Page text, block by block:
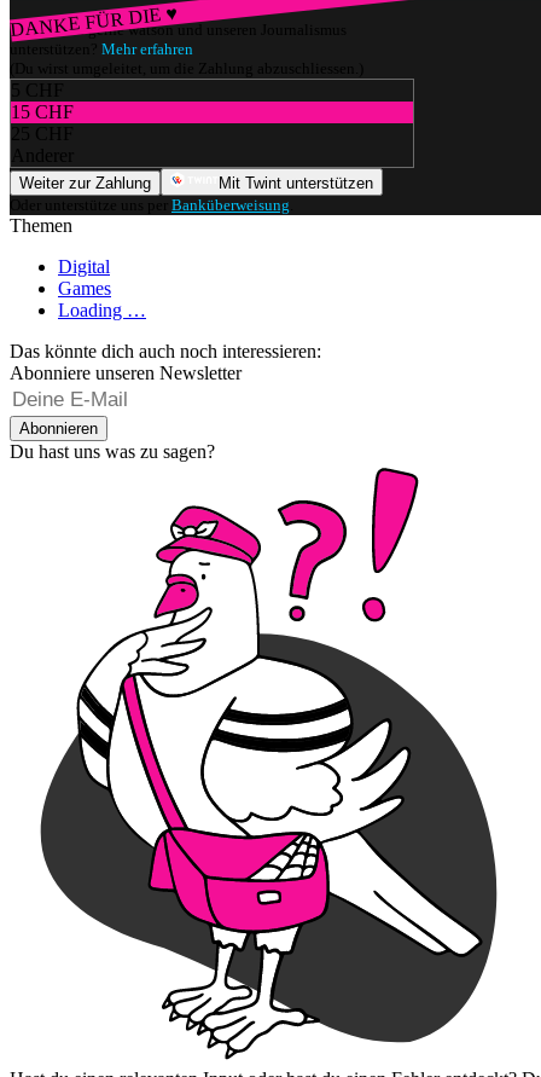
DANKE FÜR DIE ♥
Würdest du gerne watson und unseren Journalismus
unterstützen? Mehr erfahren
(Du wirst umgeleitet, um die Zahlung abzuschliessen.)
5 CHF
15 CHF
25 CHF
Anderer
Weiter zur Zahlung
Mit Twint unterstützen
Oder unterstütze uns per Banküberweisung
Themen
Digital
Games
Loading …
Das könnte dich auch noch interessieren:
Abonniere unseren Newsletter
Abonnieren
Du hast uns was zu sagen?